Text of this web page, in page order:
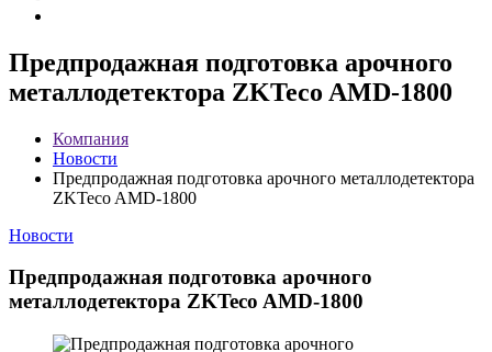
Предпродажная подготовка арочного
металлодетектора ZKTeco AMD-1800
Компания
Новости
Предпродажная подготовка арочного металлодетектора
ZKTeco AMD-1800
Новости
Предпродажная подготовка арочного
металлодетектора ZKTeco AMD-1800